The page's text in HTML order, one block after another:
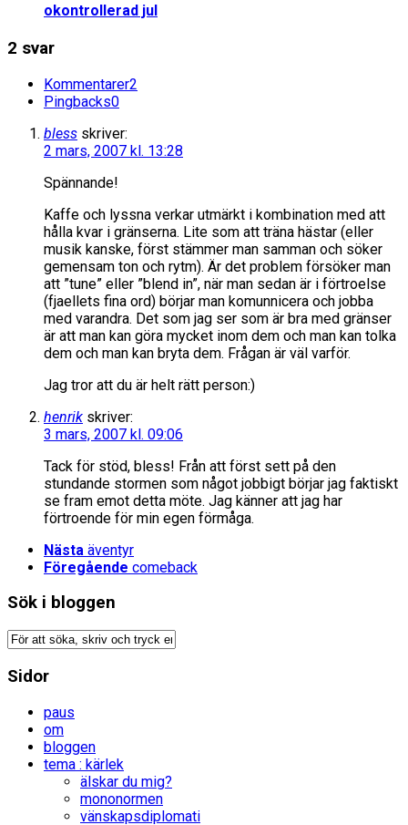
okontrollerad jul
2 svar
Kommentarer2
Pingbacks0
bless skriver:
2 mars, 2007 kl. 13:28
Spännande!
Kaffe och lyssna verkar utmärkt i kombination med att
hålla kvar i gränserna. Lite som att träna hästar (eller
musik kanske, först stämmer man samman och söker
gemensam ton och rytm). Är det problem försöker man
att ”tune” eller ”blend in”, när man sedan är i förtroelse
(fjaellets fina ord) börjar man komunnicera och jobba
med varandra. Det som jag ser som är bra med gränser
är att man kan göra mycket inom dem och man kan tolka
dem och man kan bryta dem. Frågan är väl varför.
Jag tror att du är helt rätt person:)
henrik skriver:
3 mars, 2007 kl. 09:06
Tack för stöd, bless! Från att först sett på den
stundande stormen som något jobbigt börjar jag faktiskt
se fram emot detta möte. Jag känner att jag har
förtroende för min egen förmåga.
Nästa äventyr
Föregående comeback
Sök i bloggen
Sidor
paus
om
bloggen
tema : kärlek
älskar du mig?
mononormen
vänskapsdiplomati